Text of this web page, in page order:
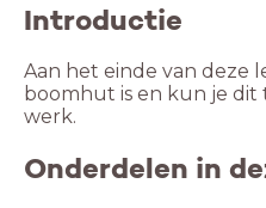
Introductie
Aan het einde van deze
boomhut is en kun je dit
werk.
Onderdelen in